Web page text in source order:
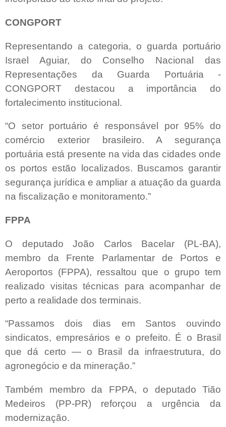
CONGPORT
Representando a categoria, o guarda portuário
Israel Aguiar, do Conselho Nacional das
Representações da Guarda Portuária -
CONGPORT destacou a importância do
fortalecimento institucional.
“O setor portuário é responsável por 95% do
comércio exterior brasileiro. A segurança
portuária está presente na vida das cidades onde
os portos estão localizados. Buscamos garantir
segurança jurídica e ampliar a atuação da guarda
na fiscalização e monitoramento.”
FPPA
O deputado João Carlos Bacelar (PL-BA),
membro da Frente Parlamentar de Portos e
Aeroportos (FPPA), ressaltou que o grupo tem
realizado visitas técnicas para acompanhar de
perto a realidade dos terminais.
“Passamos dois dias em Santos ouvindo
sindicatos, empresários e o prefeito. É o Brasil
que dá certo — o Brasil da infraestrutura, do
agronegócio e da mineração.”
Também membro da FPPA, o deputado Tião
Medeiros (PP-PR) reforçou a urgência da
modernização.